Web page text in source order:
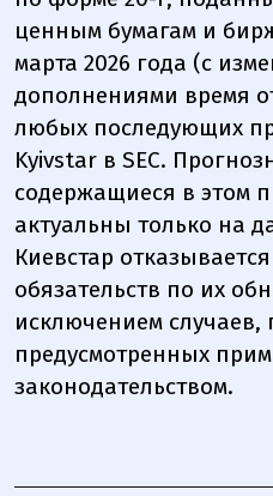
ценным бумагам и
марта 2026 года (с
дополнениями время
любых последующих
Kyivstar в SEC.
содержащиеся в этом
актуальны только на
Киевстар
обязательств по их
исключением случаев,
предусмотренных
законодательством.